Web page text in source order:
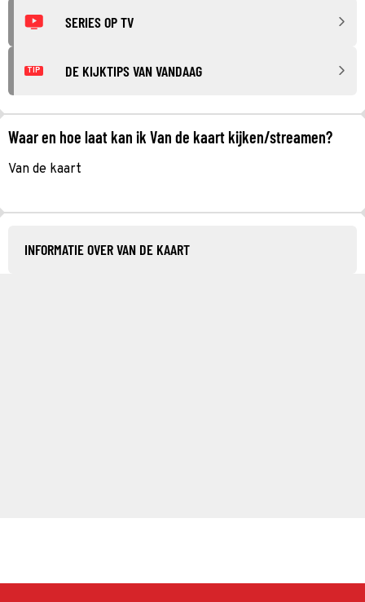
SERIES OP TV
TIP DE KIJKTIPS VAN VANDAAG
Waar en hoe laat kan ik Van de kaart kijken/streamen?
Van de kaart
INFORMATIE OVER VAN DE KAART